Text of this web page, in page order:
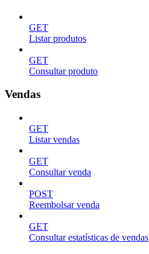
GET
Listar produtos
GET
Consultar produto
Vendas
GET
Listar vendas
GET
Consultar venda
POST
Reembolsar venda
GET
Consultar estatísticas de vendas